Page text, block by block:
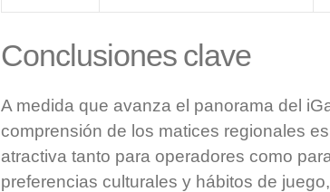
Conclusiones clave
A medida que avanza el panorama del
comprensión de los matices regionales
atractiva tanto para operadores como
preferencias culturales y hábitos de